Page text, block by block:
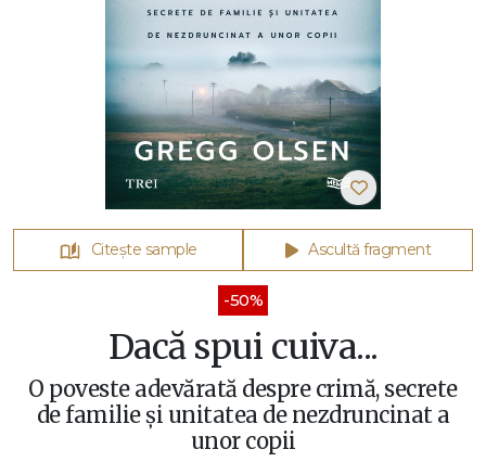
Citește sample Ascultă fragment
-50%
Dacă spui cuiva...
O poveste adevărată despre crimă, secrete
de familie și unitatea de nezdruncinat a
unor copii